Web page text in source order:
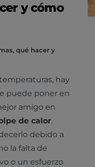
y cómo
qué hacer y
hay
puede poner en
amigo en
de calor.
debido a
la falta de
o un esfuerzo